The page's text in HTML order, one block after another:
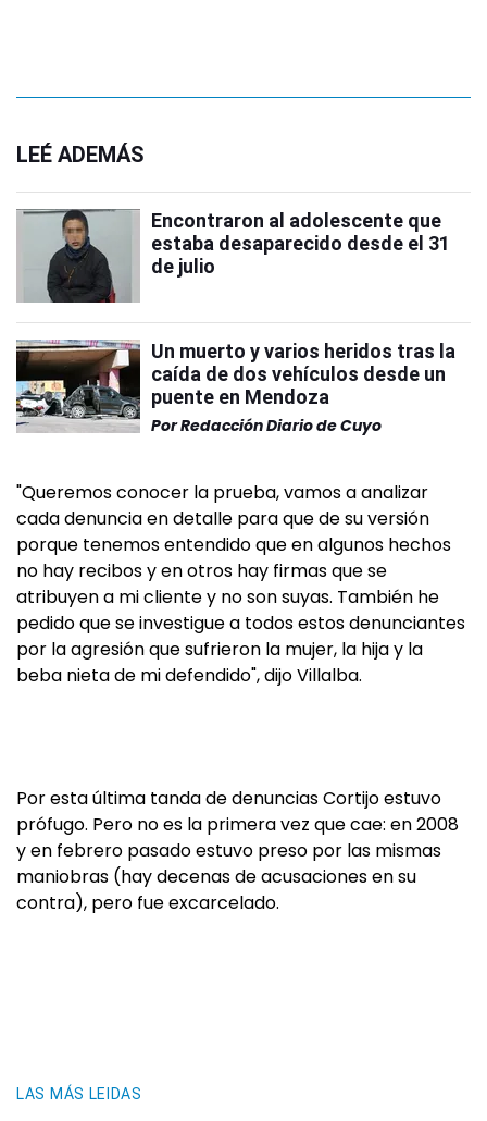
LEÉ ADEMÁS
Encontraron al adolescente que
estaba desaparecido desde el 31
de julio
Un muerto y varios heridos tras la
caída de dos vehículos desde un
puente en Mendoza
PorRedacción Diario de Cuyo
"Queremos conocer la prueba, vamos a analizar
cada denuncia en detalle para que de su versión
porque tenemos entendido que en algunos hechos
no hay recibos y en otros hay firmas que se
atribuyen a mi cliente y no son suyas. También he
pedido que se investigue a todos estos denunciantes
por la agresión que sufrieron la mujer, la hija y la
beba nieta de mi defendido", dijo Villalba.
Por esta última tanda de denuncias Cortijo estuvo
prófugo. Pero no es la primera vez que cae: en 2008
y en febrero pasado estuvo preso por las mismas
maniobras (hay decenas de acusaciones en su
contra), pero fue excarcelado.
LAS MÁS LEIDAS